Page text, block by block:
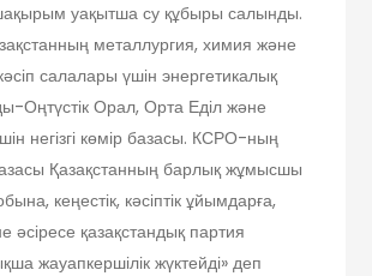
уақытша су құбыры салынды.
металлургия, химия және
салалары үшін энергетикалық
Оңтүстік Орал, Орта Еділ және
негізгі көмір базасы. КСРО-ның
Қазақстанның барлық жұмысшы
кеңестік, кәсіптік ұйымдарға,
қазақстандық партия
жауапкершілік жүктейді» деп